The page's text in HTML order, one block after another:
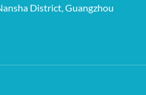
District, Guangzhou